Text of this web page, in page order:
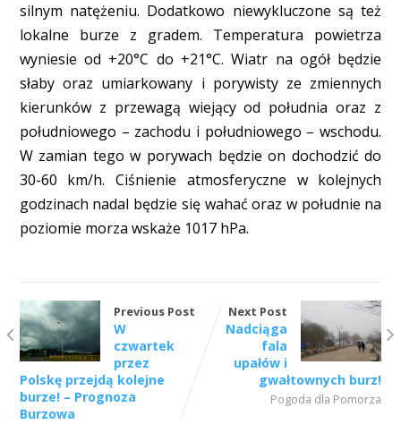
silnym natężeniu. Dodatkowo niewykluczone są też
lokalne burze z gradem. Temperatura powietrza
wyniesie od +20°C do +21°C. Wiatr na ogół będzie
słaby oraz umiarkowany i porywisty ze zmiennych
kierunków z przewagą wiejący od południa oraz z
południowego – zachodu i południowego – wschodu.
W zamian tego w porywach będzie on dochodzić do
30-60 km/h. Ciśnienie atmosferyczne w kolejnych
godzinach nadal będzie się wahać oraz w południe na
poziomie morza wskaże 1017 hPa.
Previous Post
W
czwartek
przez
Polskę przejdą kolejne
burze! – Prognoza
Burzowa
Next Post
Nadciąga
fala
upałów i
gwałtownych burz!
Pogoda dla Pomorza